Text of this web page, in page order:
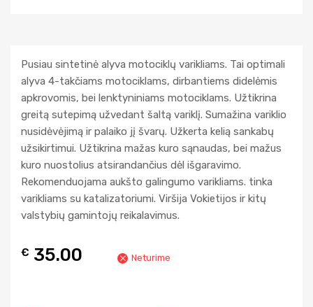
Pusiau sintetinė alyva motociklų varikliams. Tai optimali
alyva 4-takčiams motociklams, dirbantiems didelėmis
apkrovomis, bei lenktyniniams motociklams. Užtikrina
greitą sutepimą užvedant šaltą variklį. Sumažina variklio
nusidėvėjimą ir palaiko jį švarų. Užkerta kelią sankabų
užsikirtimui. Užtikrina mažas kuro sąnaudas, bei mažus
kuro nuostolius atsirandančius dėl išgaravimo.
Rekomenduojama aukšto galingumo varikliams. tinka
varikliams su katalizatoriumi. Viršija Vokietijos ir kitų
valstybių gamintojų reikalavimus.
€ 35.00 Neturime